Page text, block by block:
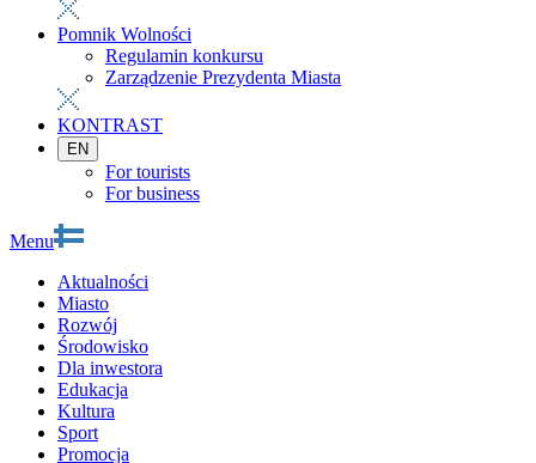
Pomnik Wolności
Regulamin konkursu
Zarządzenie Prezydenta Miasta
KONTRAST
EN
For tourists
For business
Menu
Aktualności
Miasto
Rozwój
Środowisko
Dla inwestora
Edukacja
Kultura
Sport
Promocja